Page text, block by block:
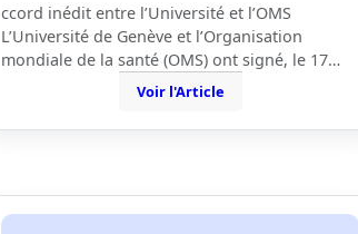
ccord inédit entre l’Université et l’OMS
L’Université de Genève et l’Organisation
mondiale de la santé (OMS) ont signé, le 17…
Voir l'Article